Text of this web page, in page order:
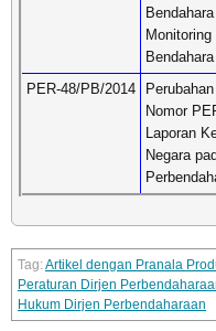
PER-48/PB/2014
Nomor
Laporan
Negara
Artikel dengan Pranala
Peraturan Dirjen
Hukum Dirjen Perbendaharaan